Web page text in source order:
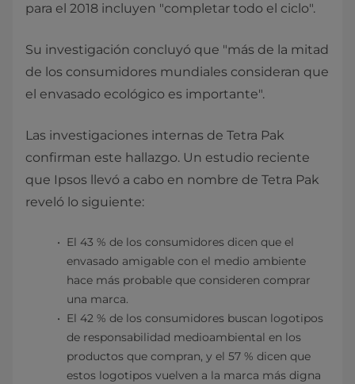
para el 2018 incluyen "completar todo el ciclo".
Su investigación concluyó que "más de la mitad
de los consumidores mundiales consideran que
el envasado ecológico es importante".
Las investigaciones internas de Tetra Pak
confirman este hallazgo. Un estudio reciente
que Ipsos llevó a cabo en nombre de Tetra Pak
reveló lo siguiente:
El 43 % de los consumidores dicen que el
envasado amigable con el medio ambiente
hace más probable que consideren comprar
una marca.
El 42 % de los consumidores buscan logotipos
de responsabilidad medioambiental en los
productos que compran, y el 57 % dicen que
estos logotipos vuelven a la marca más digna